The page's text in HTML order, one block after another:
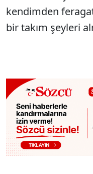
kendimden
bir takım şeyleri